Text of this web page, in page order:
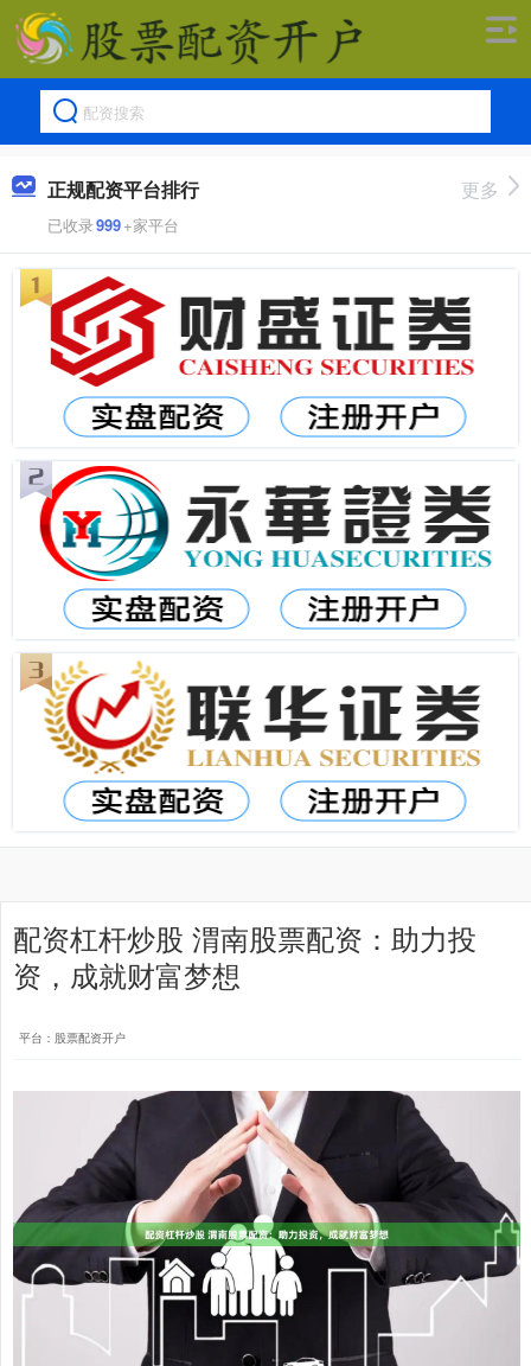
正规配资平台排行
已收录999+家平台
更多
配资杠杆炒股 渭南股票配资：助力投
资，成就财富梦想
平台：股票配资开户